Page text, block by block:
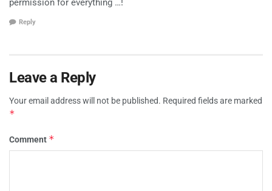
permission for everything …!
Reply
Leave a Reply
Your email address will not be published. Required fields are marked
*
Comment *